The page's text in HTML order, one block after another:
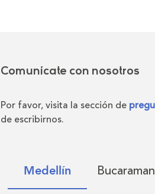
Comunícate con nosotros
Por favor, visita la sección de
de escribirnos.
Medellín